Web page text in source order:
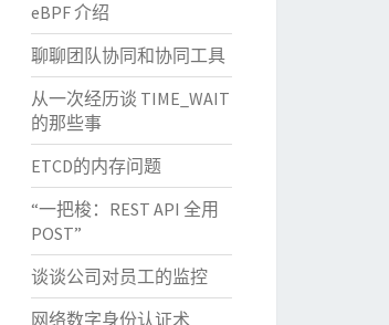
eBPF 介绍
聊聊团队协同和协同工具
从一次经历谈 TIME_WAIT
的那些事
ETCD的内存问题
“一把梭：REST API 全用
POST”
谈谈公司对员工的监控
网络数字身份认证术